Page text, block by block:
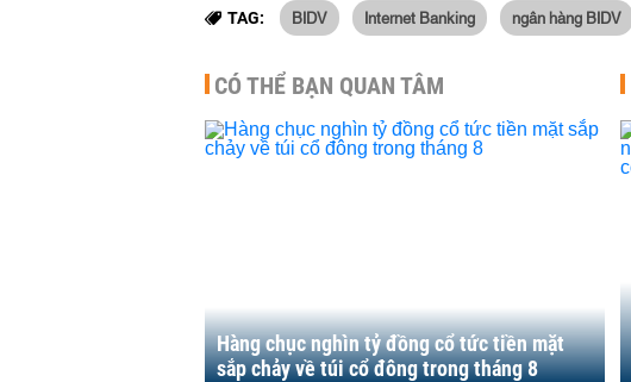
TAG: BIDV Internet Banking ngân hàng BIDV
CÓ THỂ BẠN QUAN TÂM
Hàng chục nghìn tỷ đồng cổ tức tiền mặt
sắp chảy về túi cổ đông trong tháng 8